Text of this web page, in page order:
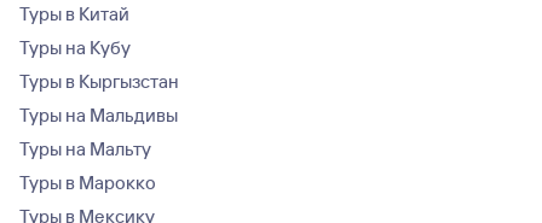
Туры в Китай
Туры на Кубу
Туры в Кыргызстан
Туры на Мальдивы
Туры на Мальту
Туры в Марокко
Туры в Мексику